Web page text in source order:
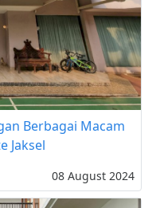
Berbagai Macam
Jaksel
08 August 2024